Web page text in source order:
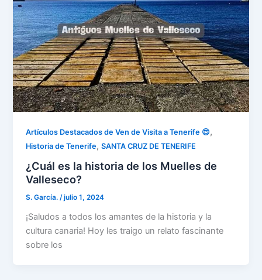
Artículos Destacados de Ven de Visita a Tenerife 😍,
Historia de Tenerife,SANTA CRUZ DE TENERIFE
¿Cuál es la historia de los Muelles de
Valleseco?
S. García./julio 1, 2024
¡Saludos a todos los amantes de la historia y la
cultura canaria! Hoy les traigo un relato fascinante
sobre los